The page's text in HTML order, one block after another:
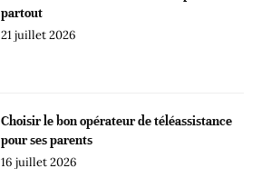
partout
21 juillet 2026
Choisir le bon opérateur de téléassistance
pour ses parents
16 juillet 2026